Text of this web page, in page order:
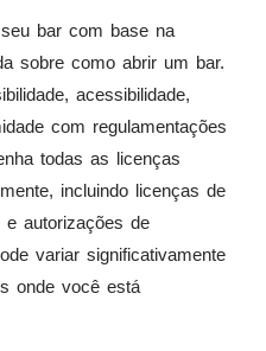
bar com base na
sobre como abrir um bar.
acessibilidade,
com regulamentações
todas as licenças
incluindo licenças de
e autorizações de
variar significativamente
onde você está